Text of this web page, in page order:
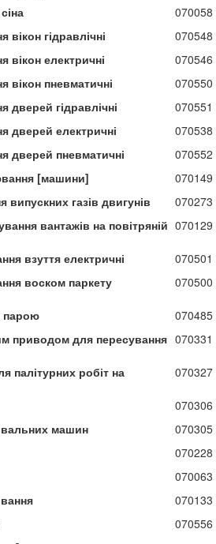
070058
вікон гідравлічні
070548
вікон електричні
070546
вікон пневматичні
070550
дверей гідравлічні
070551
дверей електричні
070538
дверей пневматичні
070552
[машини]
070149
газів двигунів
070273
вантажів на повітряній 070129
взуття електричні
070501
воском паркету
070500
парою
070485
приводом для пересування 070331
палітурних робіт на
070327
070306
машин
070305
070228
070063
070133
070556